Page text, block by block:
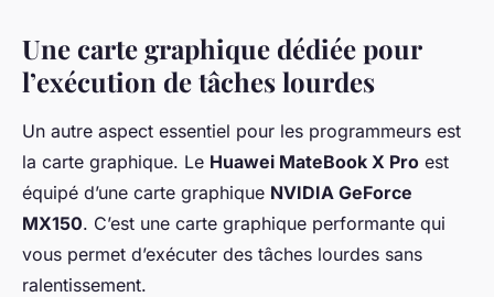
Une carte graphique dédiée pour
l’exécution de tâches lourdes
Un autre aspect essentiel pour les programmeurs est
la carte graphique. Le Huawei MateBook X Pro est
équipé d’une carte graphique NVIDIA GeForce
MX150. C’est une carte graphique performante qui
vous permet d’exécuter des tâches lourdes sans
ralentissement.